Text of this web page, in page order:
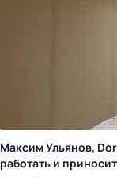
Максим Ульянов,
работать и